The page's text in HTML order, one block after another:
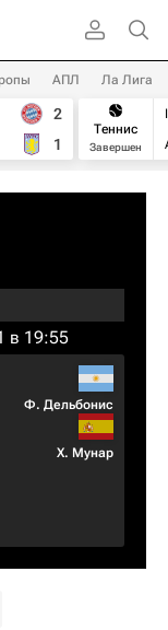
АПЛ Ла Лига
2
1
Теннис
Завершен
в 19:55
Ф. Дельбонис
Х. Мунар